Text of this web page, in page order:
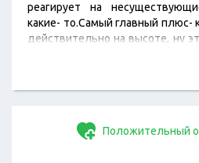
реагирует на
какие- то.Самый главный плюс-
действительно на высоте, ну
сети. Но я, вне машины
Положительный